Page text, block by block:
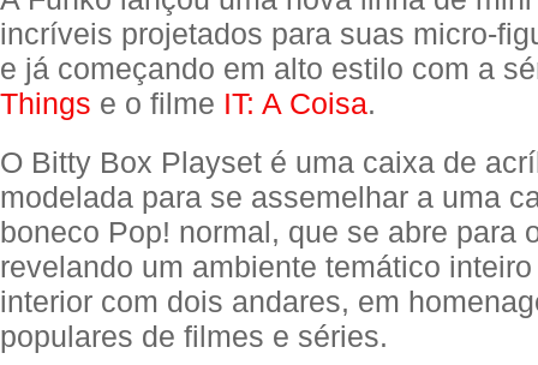
incríveis projetados para suas micro-
e já começando em alto estilo com a
Things e o filme IT: A Coisa.
O Bitty Box Playset é uma caixa de
modelada para se assemelhar a uma
boneco Pop! normal, que se abre para
revelando um ambiente temático
interior com dois andares, em
populares de filmes e séries.